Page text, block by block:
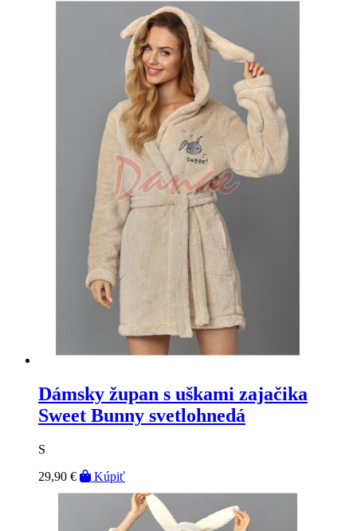
Dámsky župan s uškami zajačika
Sweet Bunny svetlohnedá
S
29,90 €
Kúpiť